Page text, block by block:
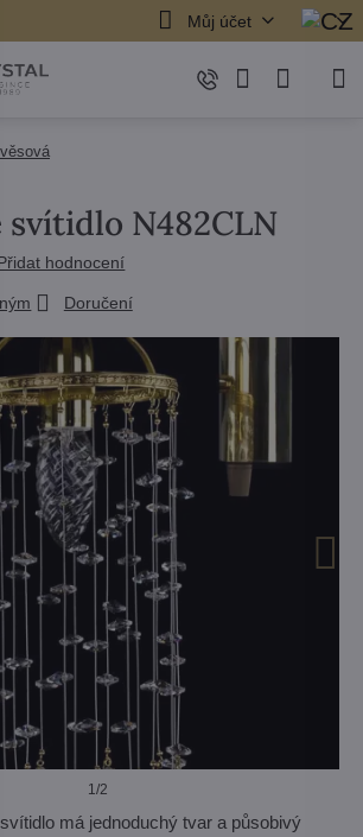
Můj účet
1/2
svítidlo N482CLN
hodnocení
Doručení
má jednoduchý tvar a působivý